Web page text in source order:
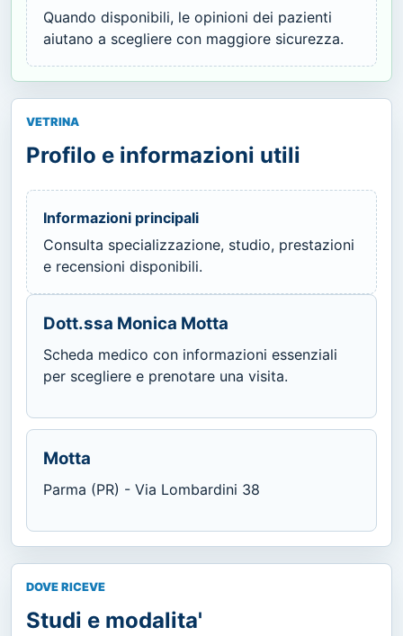
Quando disponibili, le opinioni dei pazienti
aiutano a scegliere con maggiore sicurezza.
VETRINA
Profilo e informazioni utili
Informazioni principali
Consulta specializzazione, studio, prestazioni
e recensioni disponibili.
Dott.ssa Monica Motta
Scheda medico con informazioni essenziali
per scegliere e prenotare una visita.
Motta
Parma (PR) - Via Lombardini 38
DOVE RICEVE
Studi e modalita'